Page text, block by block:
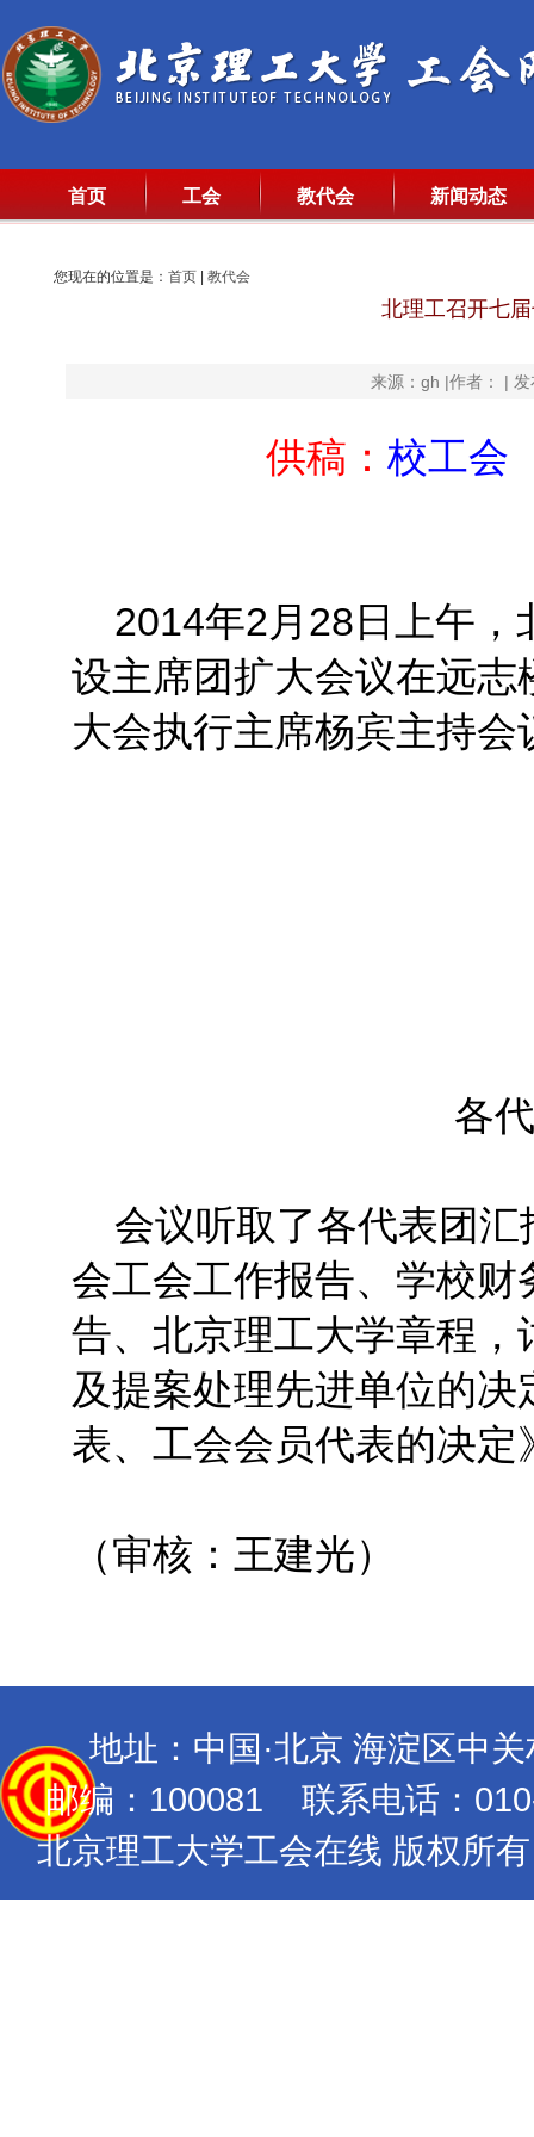
首页 工会 教代会 新闻动态
您现在的位置是： 首页 教代会
北理工召开七
来源：gh |作者： |
供稿： 校工会
2014年2月28日上午，
设主席团扩大会议在远
大会执行主席杨宾主持会
各
会议听取了各代表团汇
会工会工作报告、学校
告、北京理工大学章程
及提案处理先进单位的
表、工会会员代表的决定
（审核：王建光）
地址：中国·北京 海淀区中
邮编：100081 联系电话：
北京理工大学工会在线 版权所